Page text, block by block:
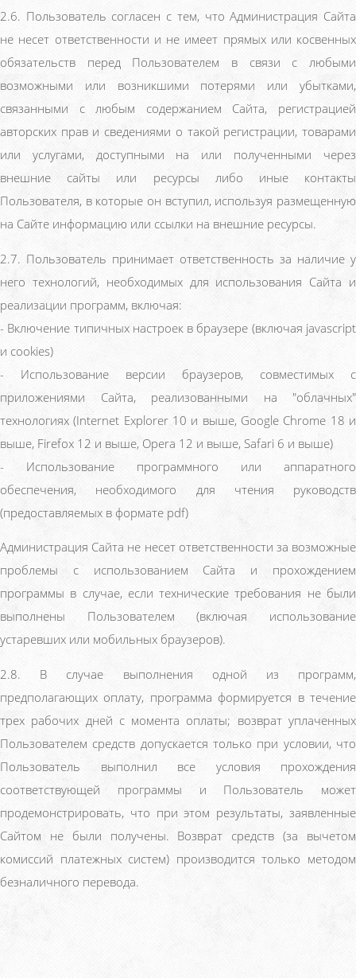
2.6. Пользователь согласен с тем, что Администрация Сайта
не несет ответственности и не имеет прямых или косвенных
обязательств перед Пользователем в связи с любыми
возможными или возникшими потерями или убытками,
связанными с любым содержанием Сайта, регистрацией
авторских прав и сведениями о такой регистрации, товарами
или услугами, доступными на или полученными через
внешние сайты или ресурсы либо иные контакты
Пользователя, в которые он вступил, используя размещенную
на Сайте информацию или ссылки на внешние ресурсы.
2.7. Пользователь принимает ответственность за наличие у
него технологий, необходимых для использования Сайта и
реализации программ, включая:
- Включение типичных настроек в браузере (включая javascript
и cookies)
- Использование версии браузеров, совместимых с
приложениями Сайта, реализованными на "облачных"
технологиях (Internet Explorer 10 и выше, Google Chrome 18 и
выше, Firefox 12 и выше, Opera 12 и выше, Safari 6 и выше)
- Использование программного или аппаратного
обеспечения, необходимого для чтения руководств
(предоставляемых в формате pdf)
Администрация Сайта не несет ответственности за возможные
проблемы с использованием Сайта и прохождением
программы в случае, если технические требования не были
выполнены Пользователем (включая использование
устаревших или мобильных браузеров).
2.8. В случае выполнения одной из программ,
предполагающих оплату, программа формируется в течение
трех рабочих дней с момента оплаты; возврат уплаченных
Пользователем средств допускается только при условии, что
Пользователь выполнил все условия прохождения
соответствующей программы и Пользователь может
продемонстрировать, что при этом результаты, заявленные
Сайтом не были получены. Возврат средств (за вычетом
комиссий платежных систем) производится только методом
безналичного перевода.